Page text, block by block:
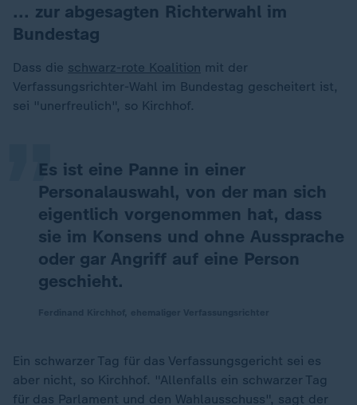
... zur abgesagten Richterwahl im
Bundestag
Dass die schwarz-rote Koalition mit der
Verfassungsrichter-Wahl im Bundestag gescheitert ist,
sei "unerfreulich", so Kirchhof.
Es ist eine Panne in einer
Personalauswahl, von der man sich
eigentlich vorgenommen hat, dass
sie im Konsens und ohne Aussprache
oder gar Angriff auf eine Person
geschieht.
„
Ein schwarzer Tag für das Verfassungsgericht sei es
aber nicht, so Kirchhof. "Allenfalls ein schwarzer Tag
für das Parlament und den Wahlausschuss", sagt der